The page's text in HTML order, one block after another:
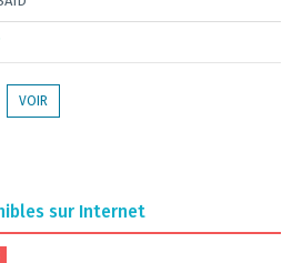
VOIR
sur Internet